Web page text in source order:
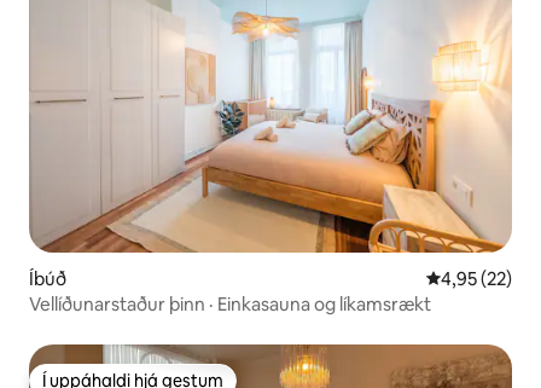
Íbúð 4,95 af 5 í
4,95 (22)
Vellíðunarstaður þinn · Einkasauna og líkamsrækt
Í uppáhaldi hjá gestum